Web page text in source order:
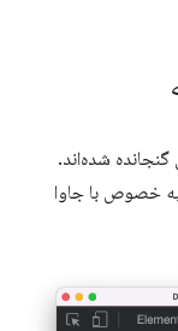
شده‌اند.
خصوص با جاوا